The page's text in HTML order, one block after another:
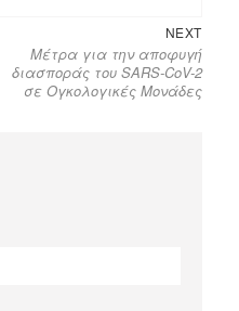
NEXT
Μέτρα για την αποφυγή
διασποράς του SARS-CoV-2
σε Ογκολογικές Μονάδες